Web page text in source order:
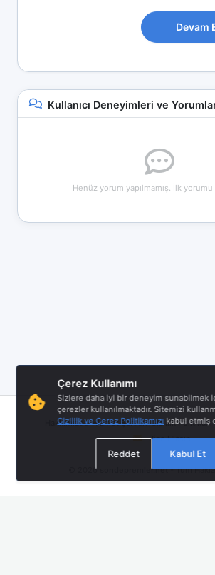
Devam
Kullanıcı Deneyimleri ve
Henüz yorum yapılmamış. İlk yorumu
Hakkımızda|Hizmet Şartları|Gizlilik Politikası |
Bize Ulaşın
© 2026sondepremler.net- Tüm
Çerez Kullanımı
Sizlere daha iyi bir deneyim sunabilmek
çerezler kullanılmaktadır. Sitemizi
Gizlilik ve Çerez Politikamızı kabul etmiş
Reddet Kabul Et